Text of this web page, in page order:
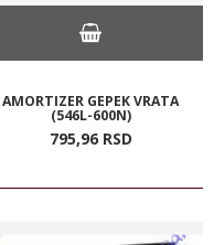
AMORTIZER GEPEK VRATA
(546L-600N)
795,96 RSD